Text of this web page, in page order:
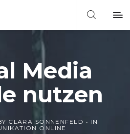
Media
nutzen
CLARA SONNENFELD
IN
ONLINE